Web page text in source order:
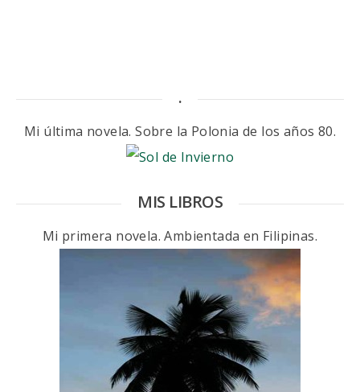
.
Mi última novela. Sobre la Polonia de los años 80.
MIS LIBROS
Mi primera novela. Ambientada en Filipinas.